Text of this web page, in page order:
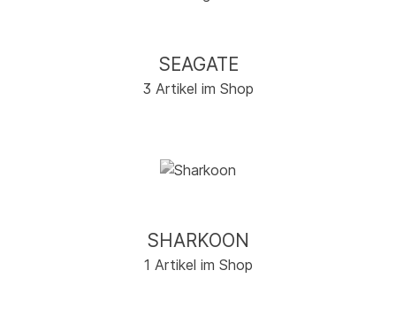
SEAGATE
3 Artikel im Shop
SHARKOON
1 Artikel im Shop